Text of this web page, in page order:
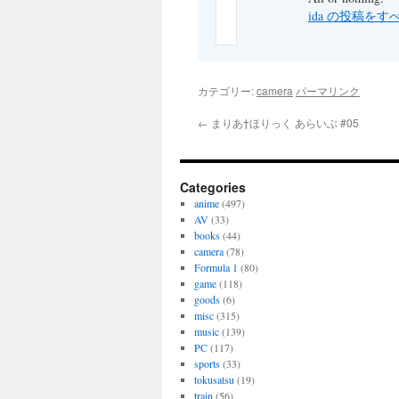
ida の投稿をす
カテゴリー:camera パーマリンク
← まりあ†ほりっく あらいぶ #05
Categories
anime(497)
AV(33)
books(44)
camera(78)
Formula 1 (80)
game(118)
goods(6)
misc(315)
music(139)
PC(117)
sports(33)
tokusatsu (19)
train (56)